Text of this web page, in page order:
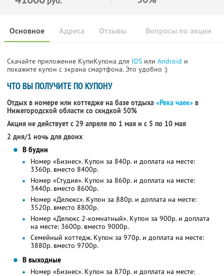
Основное Отзывы Вопросы по акции
Адреса
Скачайте приложение КупиКупона для IOS или Android и
покажите купон с экрана смартфона. Это удобно :)
ЧТО ВЫ ПОЛУЧИТЕ ПО КУПОНУ
Отдых в номере или коттедже на базе отдыха «Река чаек» в
Нижегородской области со скидкой 50%
Акция не действует с 29 апреля по 1 мая и с 5 по 10 мая
2 дня/1 ночь для двоих
В будни
Номер «Бизнес». Купон за 840р. и доплата на месте:
3360р. вместо 8400р.
Номер «Студия». Купон за 860р. и доплата на месте:
3440р. вместо 8600р.
Номер «Делюкс». Купон за 880р. и доплата на месте:
3520р. вместо 8800р.
Номер «Делюкс 2-комнатный». Купон за 900р. и доплата
на месте: 3600р. вместо 9000р.
Семейный коттедж. Купон за 970р. и доплата на месте:
3880р. вместо 9700р.
В выходные
Номер «Бизнес». Купон за 870р. и доплата на месте: